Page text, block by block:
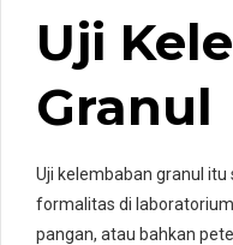
Uji
Granul
Uji kelembaban granul
formalitas di
pangan, atau bahkan